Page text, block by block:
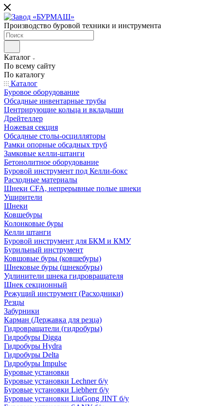
Производство буровой техники и инструмента
Каталог
По всему сайту
По каталогу
Каталог
Буровое оборудование
Обсадные инвентарные трубы
Центрирующие кольца и вкладыши
Дрейтеллер
Ножевая секция
Обсадные столы-осцилляторы
Рамки опорные обсадных труб
Замковые келли-штанги
Бетонолитное оборудование
Буровой инструмент под Келли-бокс
Расходные материалы
Шнеки CFA, непрерывные полые шнеки
Уширители
Шнеки
Ковшебуры
Колонковые буры
Келли штанги
Буровой инструмент для БКМ и КМУ
Бурильный инструмент
Ковшовые буры (ковшебуры)
Шнековые буры (шнекобуры)
Удлинители шнека гидровращателя
Шнек секционный
Режущий инструмент (Расходники)
Резцы
Забурники
Карман (Державка для резца)
Гидровращатели (гидробуры)
Гидробуры Digga
Гидробуры Hydra
Гидробуры Delta
Гидробуры Impulse
Буровые установки
Буровые установки Lechner б/у
Буровые установки Liebherr б/у
Буровые установки LiuGong JINT б/у